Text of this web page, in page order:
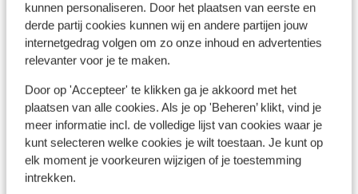
kunnen personaliseren. Door het plaatsen van eerste en
derde partij cookies kunnen wij en andere partijen jouw
internetgedrag volgen om zo onze inhoud en advertenties
relevanter voor je te maken.
Door op 'Accepteer' te klikken ga je akkoord met het
plaatsen van alle cookies. Als je op 'Beheren’ klikt, vind je
meer informatie incl. de volledige lijst van cookies waar je
kunt selecteren welke cookies je wilt toestaan. Je kunt op
elk moment je voorkeuren wijzigen of je toestemming
intrekken.
Bekijk
Andere accommodaties in Sicilië
Delta Hotels by Marriott Giardini Naxos